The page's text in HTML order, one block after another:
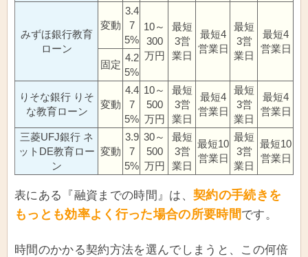
みずほ銀行教育
ローン
変動
3.4
7
5%
10～
300
万円
最短
3営
業日
最短4
営業日
最短
3営
業日
最短4
営業日
固定
4.2
5%
りそな銀行 りそ
な教育ローン
変動
4.4
7
5%
10～
500
万円
最短
3営
業日
最短4
営業日
最短
3営
業日
最短4
営業日
三菱UFJ銀行 ネ
ットDE教育ロー
ン
変動
3.9
7
5%
30～
500
万円
最短
3営
業日
最短10
営業日
最短
3営
業日
最短10
営業日
表にある『融資までの時間』は、契約の手続きを
もっとも効率よく行った場合の所要時間です。
時間のかかる契約方法を選んでしまうと、この何倍